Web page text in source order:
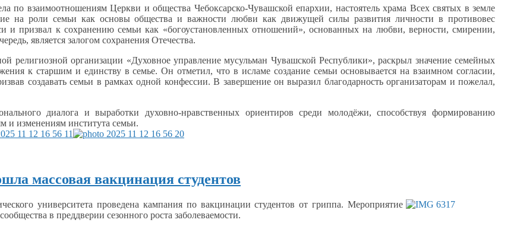
по взаимоотношениям Церкви и общества Чебоксарско-Чувашской епархии, настоятель храма Всех святых в земле
на роли семьи как основы обществаи важности любви как движущей силы развития личностив противовес
и призвал к сохранениюсемьи как «богоустановленных отношений», основанныхна любви, верности, смирении,
является залогом сохранения Отечества.
религиозной организации «Духовное управление мусульман Чувашской Республики», раскрыл значение семейных
к старшим и единству в семье. Он отметил, что в исламесоздание семьи основываетсяна взаимном согласии,
создавать семьи в рамках одной конфессии.В завершение он выразил благодарность организаторам и пожелал,
диалога и выработки духовно-нравственных ориентиров среди молодёжи, способствуя формированию
и изменениям института семьи.
массовая вакцинация студентов
университета проведена кампания по вакцинации студентовот гриппа. Мероприятие
в преддверии сезонного роста заболеваемости.